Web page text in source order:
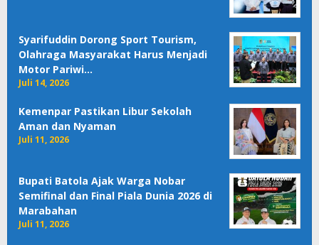
Syarifuddin Dorong Sport Tourism,
Olahraga Masyarakat Harus Menjadi
Motor Pariwi…
Juli 14, 2026
Kemenpar Pastikan Libur Sekolah
Aman dan Nyaman
Juli 11, 2026
Bupati Batola Ajak Warga Nobar
Semifinal dan Final Piala Dunia 2026 di
Marabahan
Juli 11, 2026